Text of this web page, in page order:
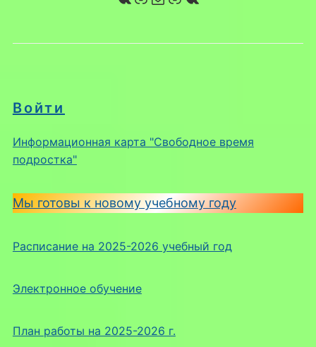
Войти
Информационная карта "Свободное время
подростка"
Мы готовы к новому учебному году
Расписание на 2025-2026 учебный год
Электронное обучение
План работы на 2025-2026 г.